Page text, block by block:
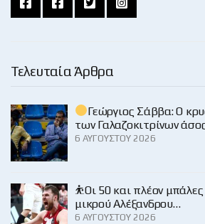
Τελευταία Άρθρα
Γεώργιος Σάββα: Ο
των Γαλαζοκιτρίνων
6 ΑΥΓΟΎΣΤΟΥ 2026
⛹️Οι 50 και πλέον
μικρού Αλέξανδρου…
6 ΑΥΓΟΎΣΤΟΥ 2026